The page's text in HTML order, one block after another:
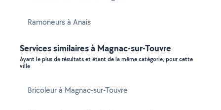
Ramoneurs à Anais
Services similaires à Magnac-sur-Touvre
Ayant le plus de résultats et étant de la même catégorie, pour cette
ville
Bricoleur à Magnac-sur-Touvre